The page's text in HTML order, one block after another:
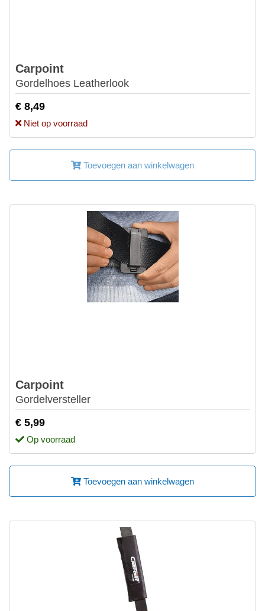
Carpoint
Gordelhoes Leatherlook
€ 8,49
Niet op voorraad
Toevoegen aan winkelwagen
Carpoint
Gordelversteller
€ 5,99
Op voorraad
Toevoegen aan winkelwagen